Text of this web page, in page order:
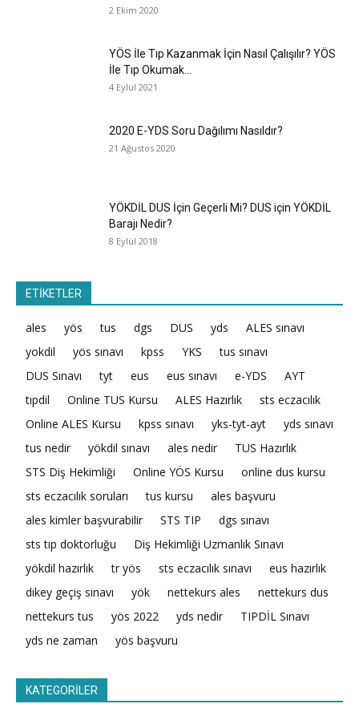
2 Ekim 2020
YÖS İle Tıp Kazanmak İçin Nasıl Çalışılır? YÖS
İle Tıp Okumak...
4 Eylül 2021
2020 E-YDS Soru Dağılımı Nasıldır?
21 Ağustos 2020
YÖKDİL DUS İçin Geçerli Mi? DUS için YÖKDİL
Barajı Nedir?
8 Eylül 2018
ETİKETLER
ales yös tus dgs DUS yds
ALES sınavı
yokdil
yös sınavı kpss YKS
tus sınavı
DUS Sınavı
tyt eus eus sınavı e-YDS
AYT
tıpdil
Online TUS Kursu ALES Hazırlık
sts eczacılık
Online ALES Kursu
kpss sınavı yks-tyt-ayt
yds sınavı
tus nedir
yökdil sınavı ales nedir
TUS Hazırlık
STS Diş Hekimliği
Online YÖS Kursu
online dus kursu
sts eczacılık soruları
tus kursu
ales başvuru
ales kimler başvurabilir
STS TIP
dgs sınavı
sts tıp doktorluğu
Diş Hekimliği Uzmanlık Sınavı
yökdil hazırlık
tr yös sts eczacılık sınavı
eus hazırlık
dikey geçiş sınavı
yök nettekurs ales
nettekurs dus
nettekurs tus
yös 2022 yds nedir
TIPDİL Sınavı
yds ne zaman
yös başvuru
KATEGORİLER